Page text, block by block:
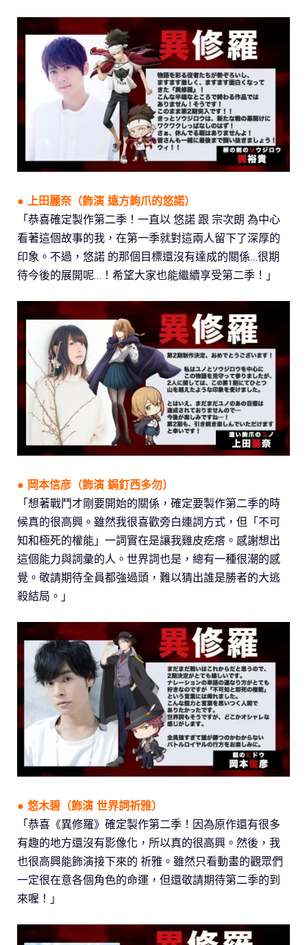
● 上田麗奈（飾演 遠方鉤爪的悠諾）
「恭喜確定製作第二季！一直以 悠諾 跟 宗次朗 為中心
看著這個故事的我，在第一季就對這兩人留下了深厚的
印象。不過，悠諾 的那個目標還沒有達成的關係…很期
待今後的展開呢…！希望大家也能繼續享受第二季！」
● 岡本信彦（飾演 鋦釘西多勿）
「想著戰鬥才剛要開始的關係，確定要製作第二季的時
候真的很高興。雖然我很喜歡旁白連詞方式，但「不可
知和極死的權能」一詞實在是讓我雞皮疙瘩。感謝想出
這個能力與詞彙的人。世界詞也是，總有一種很潮的感
覺。敬請期待全員都強過頭，難以猜出誰是勝者的大逃
殺結局。」
● 悠木碧（飾演 世界詞祈雅）
「恭喜《異修羅》確定製作第二季！因為原作還有很多
有趣的地方還沒有影像化，所以真的很高興。然後，我
也很高興能飾演接下來的 祈雅。雖然只看動畫的觀眾們
一定很在意各個角色的命運，但還敬請期待第二季的到
來喔！」